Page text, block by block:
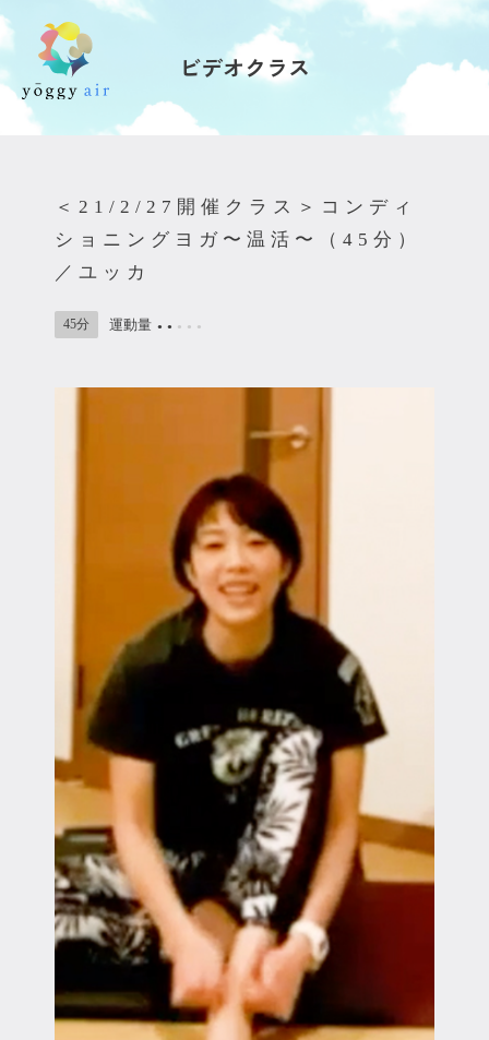
受講の流れ
インストラクター一覧
会員規約について
クラス参加にあたっての同意書
特定商取引にかかわる表示
プライバシーポリシー
ビデオクラス
＜21/2/27開催クラス＞コンディ
ショニングヨガ〜温活〜（45分）
／ユッカ
45分 運動量 ● ● ● ● ●